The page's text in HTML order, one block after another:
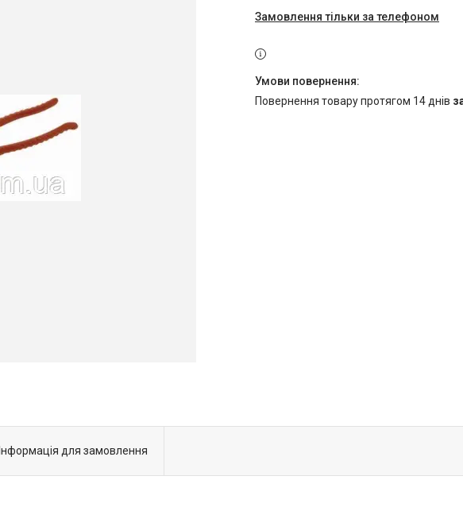
Замовлення тільки за телефоном
повернення товару протягом 14 днів
Інформація для замовлення